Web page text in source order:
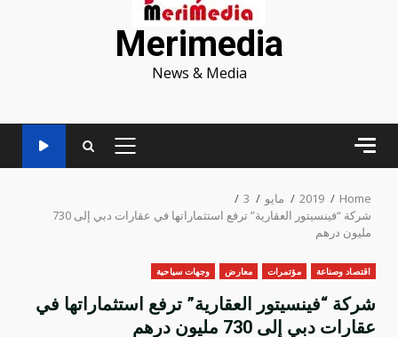
Merimedia
News & Media
PRIMARY
Home
2019 مايو
3
شركة “فينسيتور العقارية” ترفع استثماراتها في عقارات دبي إلى 730
مليون درهم
اقتصاد وصناعة مؤتمرات معارض وجهات سياحية
شركة “فينسيتور العقارية” ترفع استثماراتها في
عقارات دبي إلى 730 مليون درهم